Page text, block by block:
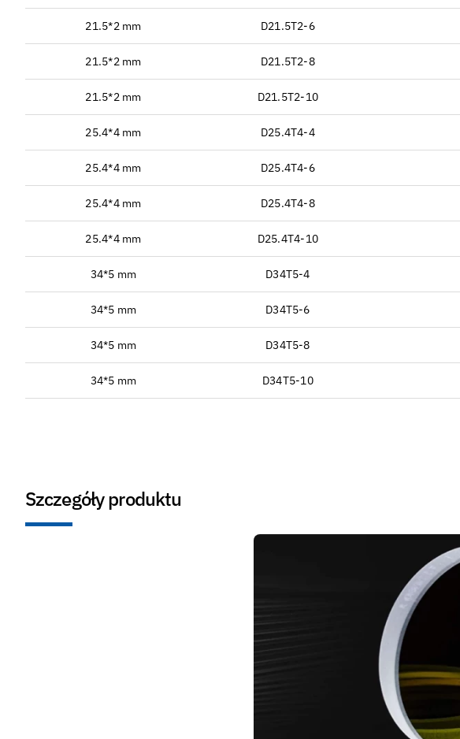
21.5*2 mm D21.5T2-6
21.5*2 mm D21.5T2-8
21.5*2 mm D21.5T2-10
25.4*4 mm D25.4T4-4
25.4*4 mm D25.4T4-6
25.4*4 mm D25.4T4-8
25.4*4 mm D25.4T4-10
34*5 mm D34T5-4
34*5 mm D34T5-6
34*5 mm D34T5-8
34*5 mm D34T5-10
Szczegóły produktu